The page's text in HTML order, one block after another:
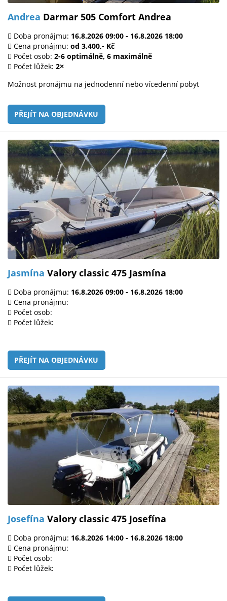
Andrea Darmar 505 Comfort Andrea
Doba pronájmu: 16.8.2026 09:00 - 16.8.2026 18:00
Cena pronájmu: od 3.400,- Kč
Počet osob: 2-6 optimálně, 6 maximálně
Počet lůžek: 2×
Možnost pronájmu na jednodenní nebo vícedenní pobyt
PŘEJÍT NA OBJEDNÁVKU
Jasmína Valory classic 475 Jasmína
Doba pronájmu: 16.8.2026 09:00 - 16.8.2026 18:00
Cena pronájmu:
Počet osob:
Počet lůžek:
PŘEJÍT NA OBJEDNÁVKU
Josefína Valory classic 475 Josefína
Doba pronájmu: 16.8.2026 14:00 - 16.8.2026 18:00
Cena pronájmu:
Počet osob:
Počet lůžek: